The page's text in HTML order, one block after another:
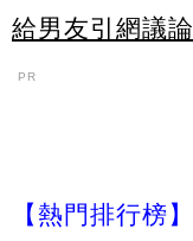
給男友引網議論
PR
【熱門排行榜】